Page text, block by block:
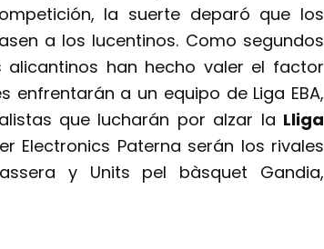
la suerte deparó que los
a los lucentinos. Como segundos
han hecho valer el factor
a un equipo de Liga EBA,
que lucharán por alzar la Lliga
Electronics Paterna serán los rivales
y Units pel bàsquet Gandia,